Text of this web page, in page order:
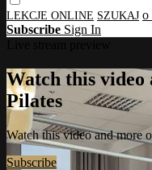
o
Subscribe Sign In
Watch this video
Pilates
Watch this video and more
Subscribe